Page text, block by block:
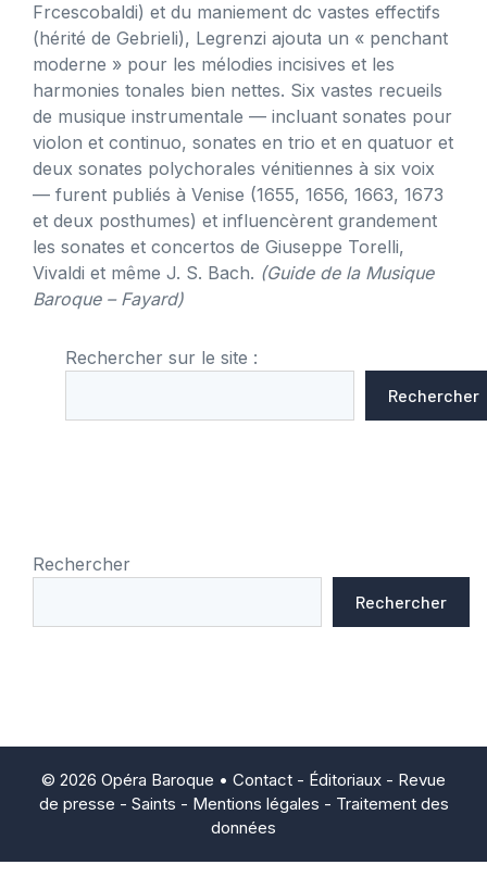
Frcescobaldi) et du maniement dc vastes effectifs
(hérité de Gebrieli), Legrenzi ajouta un « penchant
moderne » pour les mélodies incisives et les
harmonies tonales bien nettes. Six vastes recueils
de musique instrumentale — incluant sonates pour
violon et continuo, sonates en trio et en quatuor et
deux sonates polychorales vénitiennes à six voix
— furent publiés à Venise (1655, 1656, 1663, 1673
et deux posthumes) et influencèrent grandement
les sonates et concertos de Giuseppe Torelli,
Vivaldi et même J. S. Bach. (Guide de la Musique
Baroque – Fayard)
Rechercher sur le site :
Rechercher
Rechercher
Rechercher
© 2026 Opéra Baroque • Contact - Éditoriaux - Revue
de presse - Saints - Mentions légales - Traitement des
données